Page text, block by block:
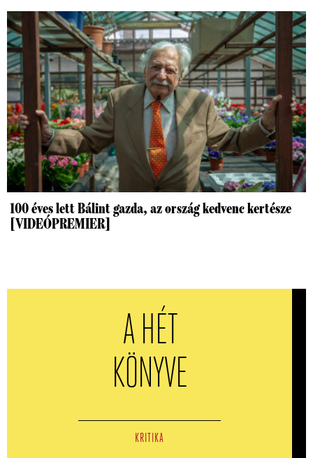
100 éves lett Bálint gazda, az ország kedvenc kertésze
[VIDEÓPREMIER]
A HÉT
KÖNYVE
KRITIKA